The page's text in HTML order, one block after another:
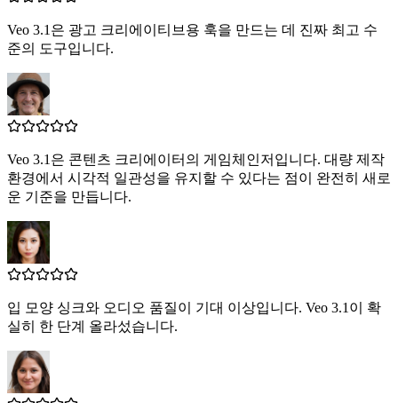
Veo 3.1은 광고 크리에이티브용 훅을 만드는 데 진짜 최고 수
준의 도구입니다.
Veo 3.1은 콘텐츠 크리에이터의 게임체인저입니다. 대량 제작
환경에서 시각적 일관성을 유지할 수 있다는 점이 완전히 새로
운 기준을 만듭니다.
입 모양 싱크와 오디오 품질이 기대 이상입니다. Veo 3.1이 확
실히 한 단계 올라섰습니다.